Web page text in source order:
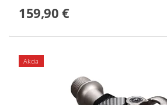
159,90 €
Akcia